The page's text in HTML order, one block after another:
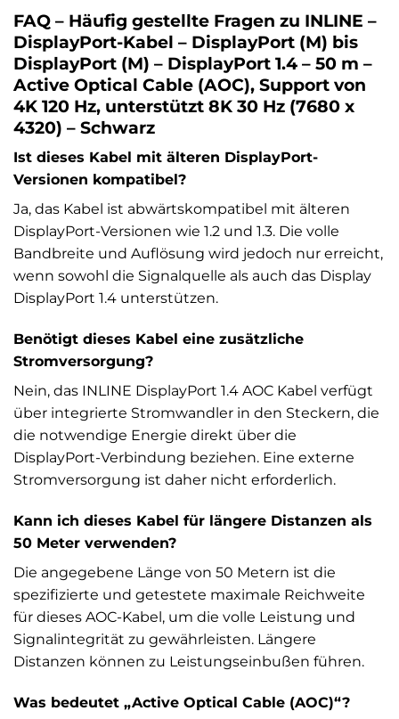
FAQ – Häufig gestellte Fragen zu INLINE –
DisplayPort-Kabel – DisplayPort (M) bis
DisplayPort (M) – DisplayPort 1.4 – 50 m –
Active Optical Cable (AOC), Support von
4K 120 Hz, unterstützt 8K 30 Hz (7680 x
4320) – Schwarz
Ist dieses Kabel mit älteren DisplayPort-
Versionen kompatibel?
Ja, das Kabel ist abwärtskompatibel mit älteren
DisplayPort-Versionen wie 1.2 und 1.3. Die volle
Bandbreite und Auflösung wird jedoch nur erreicht,
wenn sowohl die Signalquelle als auch das Display
DisplayPort 1.4 unterstützen.
Benötigt dieses Kabel eine zusätzliche
Stromversorgung?
Nein, das INLINE DisplayPort 1.4 AOC Kabel verfügt
über integrierte Stromwandler in den Steckern, die
die notwendige Energie direkt über die
DisplayPort-Verbindung beziehen. Eine externe
Stromversorgung ist daher nicht erforderlich.
Kann ich dieses Kabel für längere Distanzen als
50 Meter verwenden?
Die angegebene Länge von 50 Metern ist die
spezifizierte und getestete maximale Reichweite
für dieses AOC-Kabel, um die volle Leistung und
Signalintegrität zu gewährleisten. Längere
Distanzen können zu Leistungseinbußen führen.
Was bedeutet „Active Optical Cable (AOC)“?